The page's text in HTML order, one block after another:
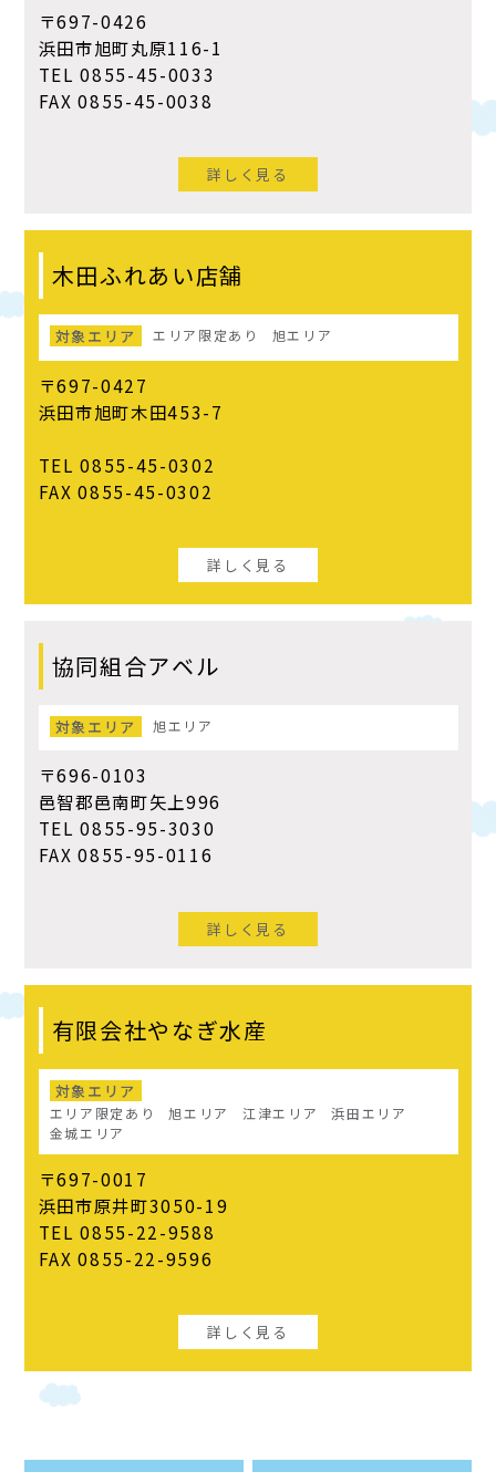
〒697-0426
浜田市旭町丸原116-1
TEL 0855-45-0033
FAX 0855-45-0038
詳しく見る
木田ふれあい店舗
対象エリア エリア限定あり 旭エリア
〒697-0427
浜田市旭町木田453-7
TEL 0855-45-0302
FAX 0855-45-0302
詳しく見る
協同組合アベル
対象エリア 旭エリア
〒696-0103
邑智郡邑南町矢上996
TEL 0855-95-3030
FAX 0855-95-0116
詳しく見る
有限会社やなぎ水産
対象エリア
エリア限定あり 旭エリア 江津エリア
浜田エリア
金城エリア
〒697-0017
浜田市原井町3050-19
TEL 0855-22-9588
FAX 0855-22-9596
詳しく見る